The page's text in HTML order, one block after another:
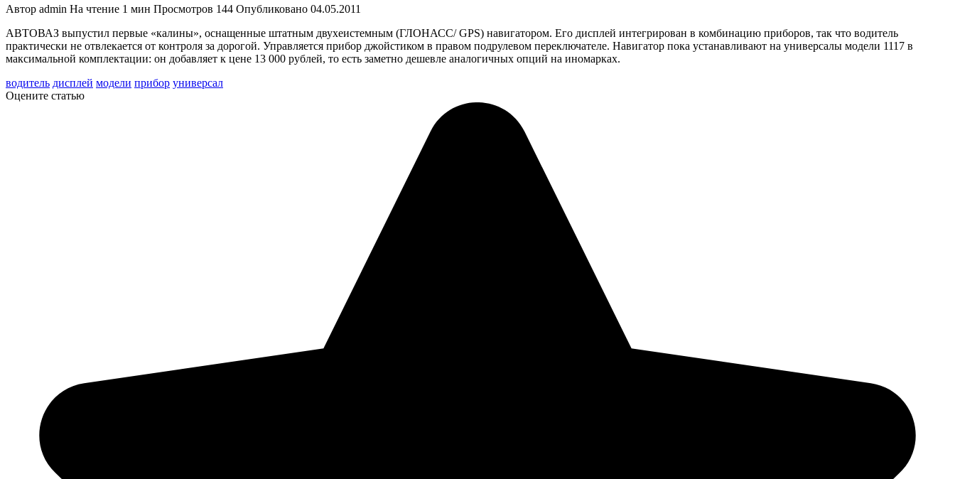
Автор admin На чтение 1 мин Просмотров 144 Опубликовано 04.05.2011
АВТОВАЗ выпустил первые «калины», оснащенные штатным двухеистемным (ГЛОНАСС/ GPS) навигатором. Его дисплей интегрирован в комбинацию приборов, так что водитель
практически не отвлекается от контроля за дорогой. Управляется прибор джойстиком в правом подрулевом переключателе. Навигатор пока устанавливают на универсалы модели 1117 в
максимальной комплектации: он добавляет к цене 13 000 рублей, то есть заметно дешевле аналогичных опций на иномарках.
водитель дисплей модели прибор универсал
Оцените статью